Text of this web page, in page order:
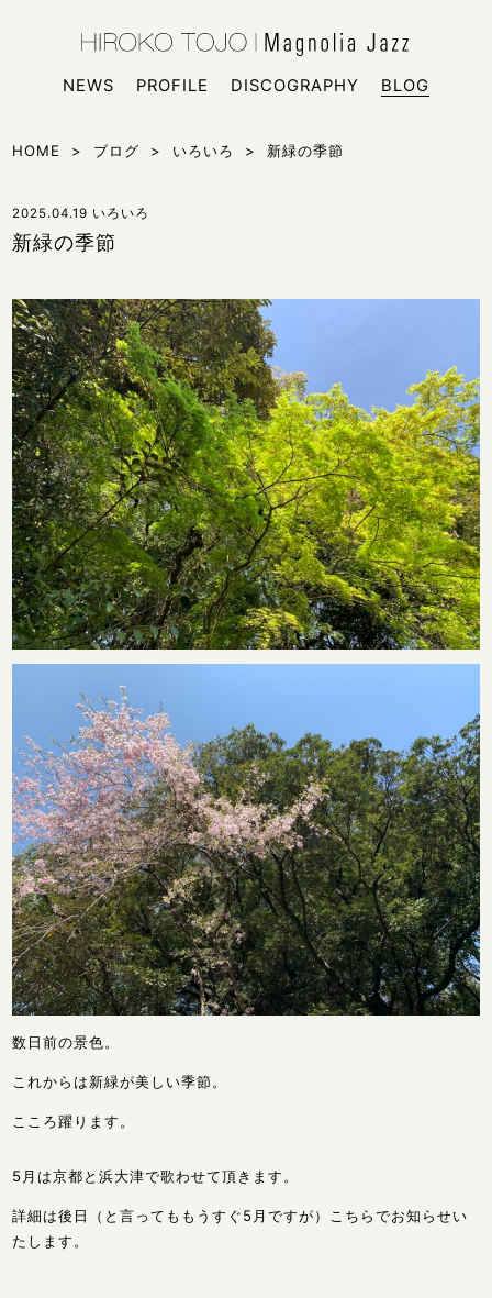
NEWS
PROFILE DISCOGRAPHY BLOG
HOME > ブログ > いろいろ > 新緑の季節
2025.04.19 いろいろ
新緑の季節
数日前の景色。
これからは新緑が美しい季節。
こころ躍ります。
5月は京都と浜大津で歌わせて頂きます。
詳細は後日（と言ってももうすぐ5月ですが）こちらでお知らせい
たします。